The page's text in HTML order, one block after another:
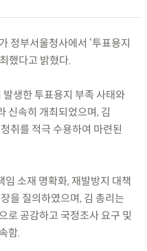
정부서울청사에서 ‘투표용지
했다고 밝혔다.
생한 투표용지 부족 사태와
신속히 개최되었으며, 김
취를 적극 수용하여 마련된
소재 명확화, 재발방지 대책
을 질의하였으며, 김 총리는
로 공감하고 국정조사 요구 및
함.